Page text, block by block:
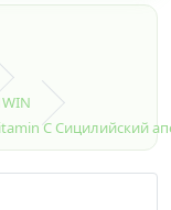
C Сицилийский